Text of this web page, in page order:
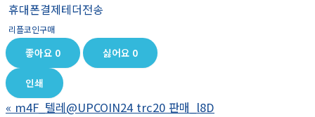
휴대폰결제테더전송
리플코인구매
좋아요 0 싫어요 0
인쇄
« m4F_텔레@UPCOIN24 trc20 판매_l8D